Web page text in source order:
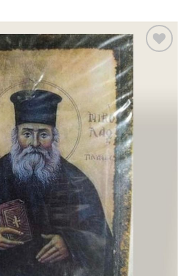
Προσθήκη
αγαπημένα